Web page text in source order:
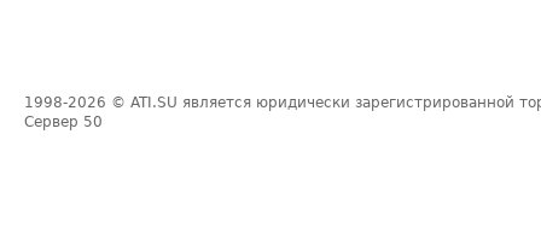
1998-2026 © ATI.SU является юридически зарегистрированной
Сервер 50